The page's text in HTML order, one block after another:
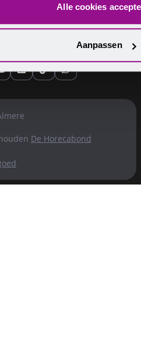
Alle cookies
Aanpassen
LinkedIn
TikTokWhatsapp
De Horecabond